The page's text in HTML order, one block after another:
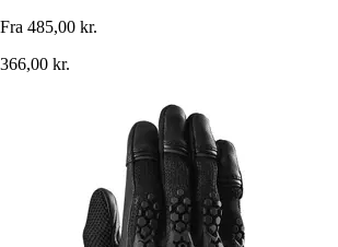
Fra 485,00 kr.
366,00 kr.